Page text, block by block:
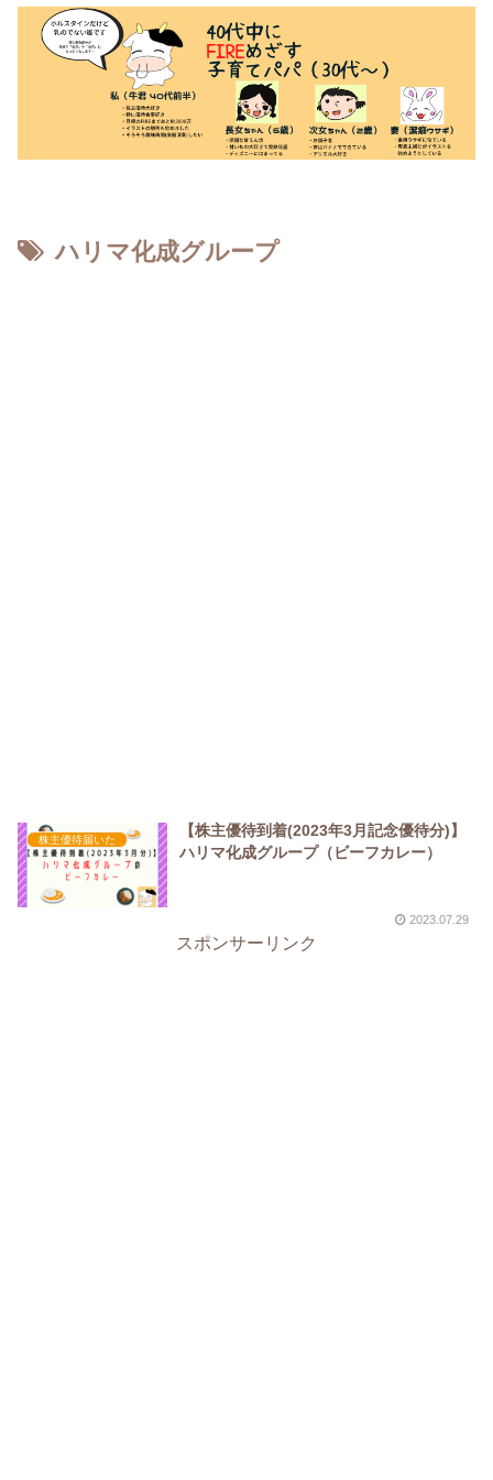
ハリマ化成グループ
株主優待届いた
【株主優待到着(2023年3月記念優待分)】
ハリマ化成グループ（ビーフカレー）
2023.07.29
スポンサーリンク